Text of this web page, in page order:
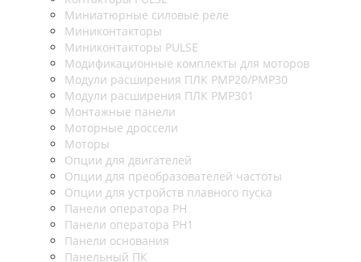
Миниатюрные силовые реле
Миниконтакторы
Миниконтакторы PULSE
Модификационные комплекты для моторов
Модули расширения ПЛК PMP20/PMP30
Модули расширения ПЛК PMP301
Монтажные панели
Моторные дроссели
Моторы
Опции для двигателей
Опции для преобразователей частоты
Опции для устройств плавного пуска
Панели оператора PH
Панели оператора PH1
Панели основания
Панельный ПК